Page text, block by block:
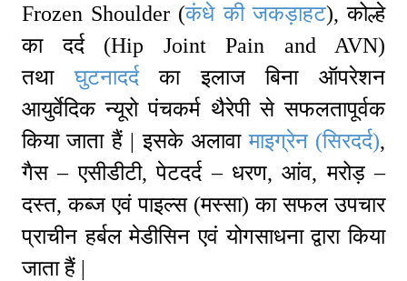
Frozen Shoulder (कंधे की जकड़ाहट), कोल्हे
का दर्द (Hip Joint Pain and AVN)
तथाघुटनादर्दका इलाज बिना ऑपरेशन
आयुर्वेदिक न्यूरो पंचकर्म थैरेपी से सफलतापूर्वक
किया जाता हैं | इसके अलावामाइग्रेन (सिरदर्द),
गैस – एसीडीटी, पेटदर्द – धरण, आंव, मरोड़ –
दस्त, कब्ज एवं पाइल्स (मस्सा) का सफल उपचार
प्राचीन हर्बल मेडीसिन एवं योगसाधना द्वारा किया
जाता हैं |